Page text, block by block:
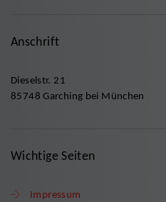
Anschrift
Dieselstr. 21
85748 Garching bei München
Wichtige Seiten
Impressum